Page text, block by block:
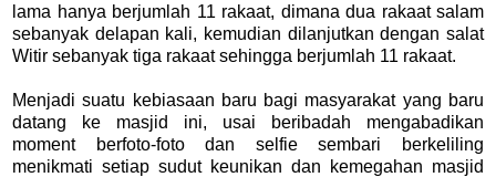
lama hanya berjumlah 11 rakaat, dimana dua rakaat salam
sebanyak delapan kali, kemudian dilanjutkan dengan salat
Witir sebanyak tiga rakaat sehingga berjumlah 11 rakaat.
Menjadi suatu kebiasaan baru bagi masyarakat yang baru
datang ke masjid ini, usai beribadah mengabadikan
moment berfoto-foto dan selfie sembari berkeliling
menikmati setiap sudut keunikan dan kemegahan masjid